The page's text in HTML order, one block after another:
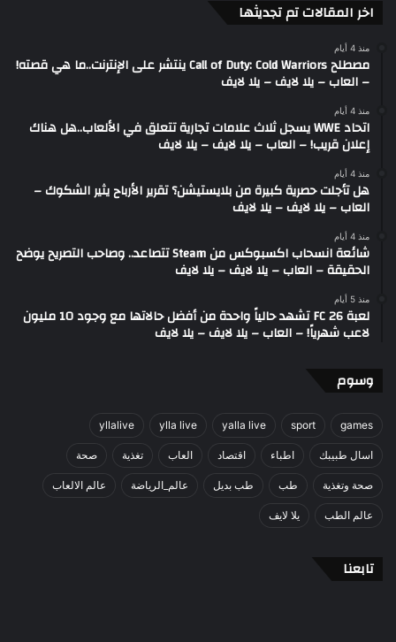
اخر المقالات تم تجديثها
منذ 4 أيام
مصطلح Call of Duty: Cold Warriors ينتشر على الإنترنت..ما هي قصته!
– العاب – يلا لايف – يلا لايف
منذ 4 أيام
اتحاد WWE يسجل ثلاث علامات تجارية تتعلق في الألعاب..هل هناك
إعلان قريب! – العاب – يلا لايف – يلا لايف
منذ 4 أيام
هل تأجلت حصرية كبيرة من بلايستيشن؟ تقرير الأرباح يثير الشكوك –
العاب – يلا لايف – يلا لايف
منذ 4 أيام
شائعة انسحاب اكسبوكس من Steam تتصاعد.. وصاحب التصريح يوضح
الحقيقة – العاب – يلا لايف – يلا لايف
منذ 5 أيام
لعبة FC 26 تشهد حالياً واحدة من أفضل حالاتها مع وجود 10 مليون
لاعب شهرياً! – العاب – يلا لايف – يلا لايف
وسوم
games
sport
yalla live
ylla live
yllalive
اسال طبيبك اطباء اقتصاد العاب تغذية صحة
صحة وتغذية طب طب بديل عالم_الرياضة عالم الالعاب
عالم الطب يلا لايف
تابعنا